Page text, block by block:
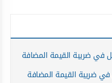
في ضريبة القيمة المضافة
ضريبة القيمة المضافة